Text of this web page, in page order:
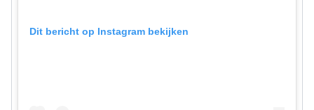
Dit bericht op Instagram bekijken